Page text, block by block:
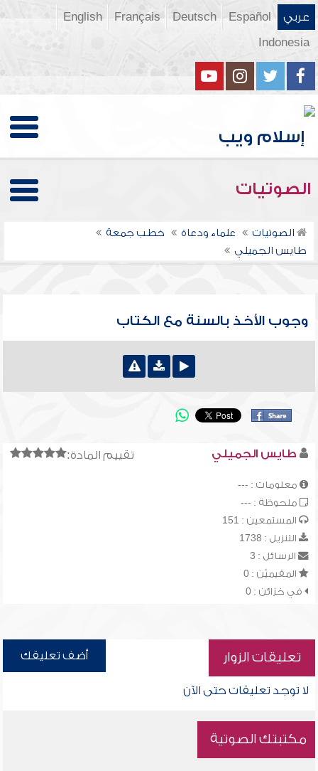
عربي Español
Deutsch
Français
English
Indonesia
الصوتيات
الصوتيات علماء ودعاة
خطب جمعة
طايس الجميلي
وجوب الأخذ بالسنة مع الكتاب
تقييم المادة: طايس الجميلي
معلومات : ---
ملحوظة : ---
المستمعين : 151
التنزيل : 1738
الرسائل : 3
المقيميّن : 0
في خزائن : 0
تعليقات الزوار أضف تعليقك
لا توجد تعليقات حتى الآن
مكتبتك الصوتية